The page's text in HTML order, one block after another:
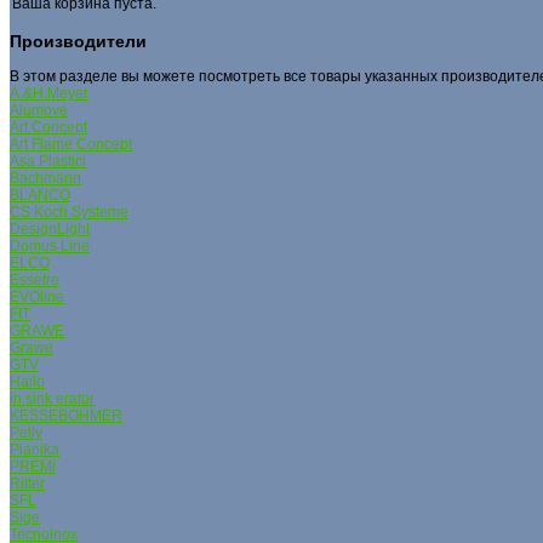
Производители
В этом разделе вы можете посмотреть все товары указанных
A.&H.Meyer
Alumove
Art Concept
Art Flame Concept
Asa Plastici
Bachmann
BLANCO
CS Koch Systeme
DesignLight
Domus Line
ELCO
Essetre
EVOline
FIT
GRAWE
Grаwe
GTV
Hailo
in sink erator
KESSEBОHMER
Pelly
Planika
PREMi
Ritter
SFL
Sige
Tecnoinox